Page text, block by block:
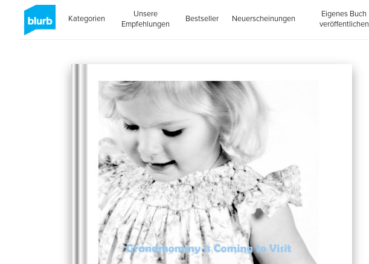
Kategorien
Unsere
Empfehlungen
Bestseller Neuerscheinungen
Eigenes Buch
veröffentlichen